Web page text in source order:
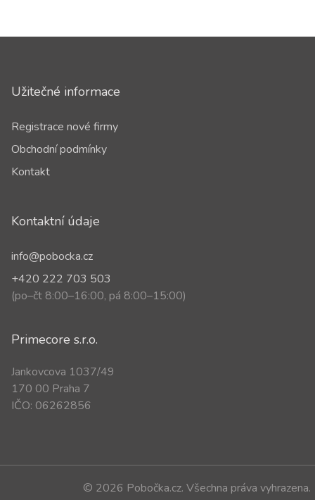
Užitečné informace
Registrace nové firmy
Obchodní podmínky
Kontakt
Kontaktní údaje
info@pobocka.cz
+420 222 703 503
(po–čt 8:00–16:00, pá 8:00–15:00)
Primecore s.r.o.
Jankovcova 1037/49
170 00 Praha 7
IČO: 06262856
© 2026 Pobočka.cz. Všechna práva vyhrazena.